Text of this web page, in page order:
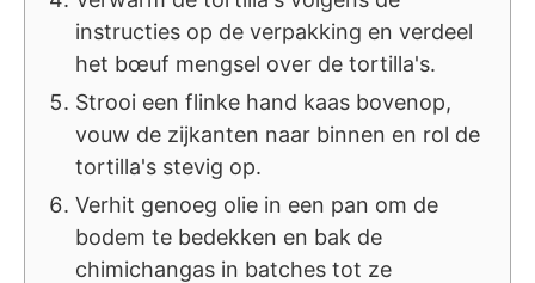
instructies op de verpakking en verdeel
het bœuf mengsel over de tortilla's.
Strooi een flinke hand kaas bovenop,
vouw de zijkanten naar binnen en rol de
tortilla's stevig op.
Verhit genoeg olie in een pan om de
bodem te bedekken en bak de
chimichangas in batches tot ze